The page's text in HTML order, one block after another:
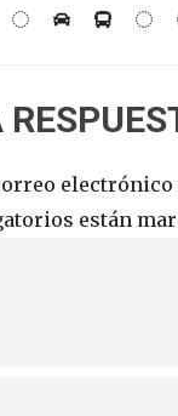
electrónico
están